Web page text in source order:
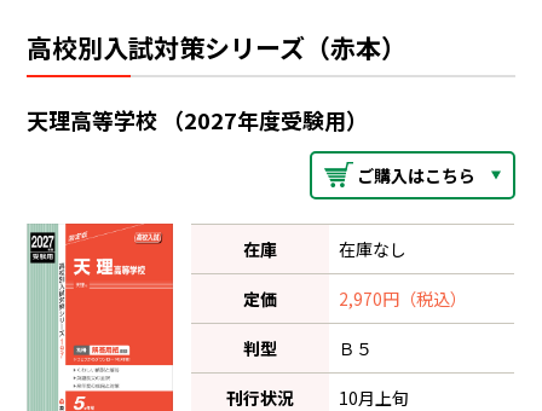
高校別入試対策シリーズ（赤本）
天理高等学校 （2027年度受験用）
ご購入はこちら
在庫 在庫なし
定価 2,970円（税込）
判型 Ｂ５
刊行状況 10月上旬